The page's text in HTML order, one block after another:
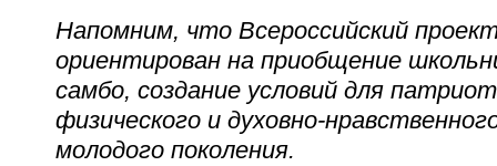
Напомним, что Всероссийский
ориентирован на приобщение
самбо, создание условий для
физического и духовно-
молодого поколения.